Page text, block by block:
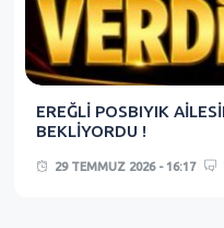
EREĞLİ POSBIYIK
BEKLİYORDU !
29 TEMMUZ 2026 - 16:17